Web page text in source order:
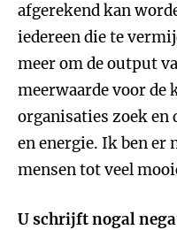
afgerekend kan
iedereen die te
meer om de output
meerwaarde voor de
organisaties zoek en
en energie. Ik ben er
mensen tot veel
U schrijft nogal